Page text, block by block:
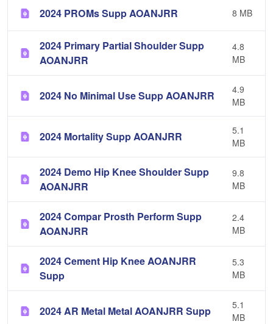
2024 PROMs Supp AOANJRR 8 MB
2024 Primary Partial Shoulder Supp
AOANJRR
4.8
MB
2024 No Minimal Use Supp AOANJRR
4.9
MB
2024 Mortality Supp AOANJRR
5.1
MB
2024 Demo Hip Knee Shoulder Supp
AOANJRR
9.8
MB
2024 Compar Prosth Perform Supp
AOANJRR
2.4
MB
2024 Cement Hip Knee AOANJRR
Supp
5.3
MB
2024 AR Metal Metal AOANJRR Supp
5.1
MB